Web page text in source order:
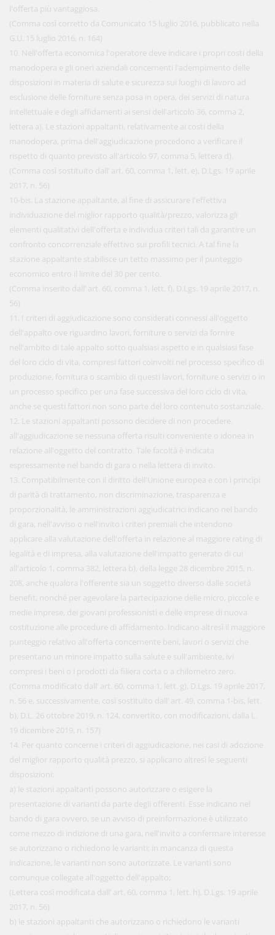
l'offerta più vantaggiosa.
(Comma così corretto da Comunicato 15 luglio 2016, pubblicato nella
G.U. 15 luglio 2016, n. 164)
10. Nell'offerta economica l'operatore deve indicare i propri costi della
manodopera e gli oneri aziendali concernenti l'adempimento delle
disposizioni in materia di salute e sicurezza sui luoghi di lavoro ad
esclusione delle forniture senza posa in opera, dei servizi di natura
intellettuale e degli affidamenti ai sensi dell'articolo 36, comma 2,
lettera a). Le stazioni appaltanti, relativamente ai costi della
manodopera, prima dell'aggiudicazione procedono a verificare il
rispetto di quanto previsto all'articolo 97, comma 5, lettera d).
(Comma così sostituito dall’ art. 60, comma 1, lett. e), D.Lgs. 19 aprile
2017, n. 56)
10-bis. La stazione appaltante, al fine di assicurare l'effettiva
individuazione del miglior rapporto qualità/prezzo, valorizza gli
elementi qualitativi dell'offerta e individua criteri tali da garantire un
confronto concorrenziale effettivo sui profili tecnici. A tal fine la
stazione appaltante stabilisce un tetto massimo per il punteggio
economico entro il limite del 30 per cento.
(Comma inserito dall’ art. 60, comma 1, lett. f), D.Lgs. 19 aprile 2017, n.
56)
11. I criteri di aggiudicazione sono considerati connessi all'oggetto
dell'appalto ove riguardino lavori, forniture o servizi da fornire
nell'ambito di tale appalto sotto qualsiasi aspetto e in qualsiasi fase
del loro ciclo di vita, compresi fattori coinvolti nel processo specifico di
produzione, fornitura o scambio di questi lavori, forniture o servizi o in
un processo specifico per una fase successiva del loro ciclo di vita,
anche se questi fattori non sono parte del loro contenuto sostanziale.
12. Le stazioni appaltanti possono decidere di non procedere.
all'aggiudicazione se nessuna offerta risulti conveniente o idonea in
relazione all'oggetto del contratto. Tale facoltà è indicata
espressamente nel bando di gara o nella lettera di invito.
13. Compatibilmente con il diritto dell'Unione europea e con i princìpi
di parità di trattamento, non discriminazione, trasparenza e
proporzionalità, le amministrazioni aggiudicatrici indicano nel bando
di gara, nell'avviso o nell'invito i criteri premiali che intendono
applicare alla valutazione dell'offerta in relazione al maggiore rating di
legalità e di impresa, alla valutazione dell'impatto generato di cui
all'articolo 1, comma 382, lettera b), della legge 28 dicembre 2015, n.
208, anche qualora l'offerente sia un soggetto diverso dalle società
benefit, nonché per agevolare la partecipazione delle micro, piccole e
medie imprese, dei giovani professionisti e delle imprese di nuova
costituzione alle procedure di affidamento. Indicano altresì il maggiore
punteggio relativo all'offerta concernente beni, lavori o servizi che
presentano un minore impatto sulla salute e sull'ambiente, ivi
compresi i beni o i prodotti da filiera corta o a chilometro zero.
(Comma modificato dall’ art. 60, comma 1, lett. g), D.Lgs. 19 aprile 2017,
n. 56 e, successivamente, così sostituito dall’ art. 49, comma 1-bis, lett.
b), D.L. 26 ottobre 2019, n. 124, convertito, con modificazioni, dalla L.
19 dicembre 2019, n. 157)
14. Per quanto concerne i criteri di aggiudicazione, nei casi di adozione
del miglior rapporto qualità prezzo, si applicano altresì le seguenti
disposizioni:
a) le stazioni appaltanti possono autorizzare o esigere la
presentazione di varianti da parte degli offerenti. Esse indicano nel
bando di gara ovvero, se un avviso di preinformazione è utilizzato
come mezzo di indizione di una gara, nell'invito a confermare interesse
se autorizzano o richiedono le varianti; in mancanza di questa
indicazione, le varianti non sono autorizzate. Le varianti sono
comunque collegate all'oggetto dell'appalto;
(Lettera così modificata dall’ art. 60, comma 1, lett. h), D.Lgs. 19 aprile
2017, n. 56)
b) le stazioni appaltanti che autorizzano o richiedono le varianti